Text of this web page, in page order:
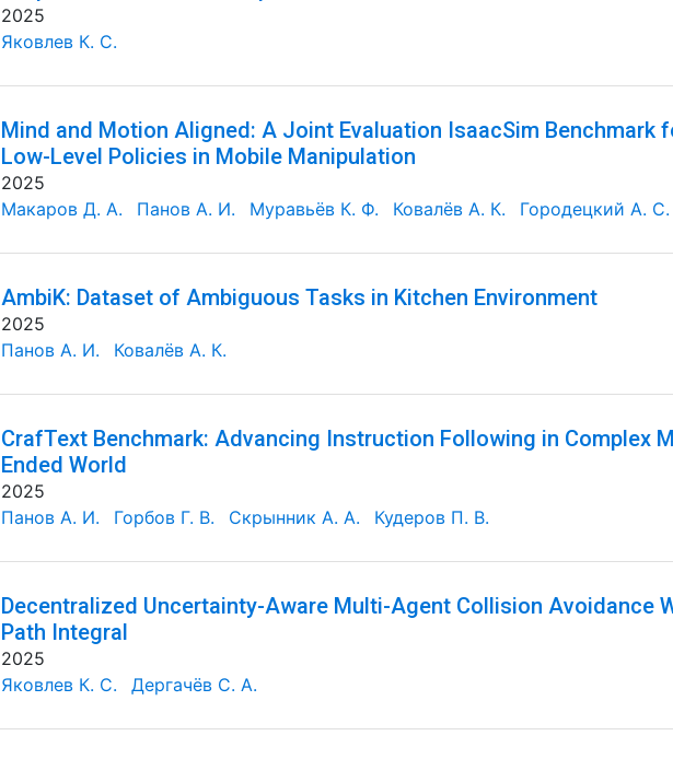
2025
Яковлев К. С.
Mind and Motion Aligned: A Joint Evaluation IsaacSim Benchmark
Low-Level Policies in Mobile Manipulation
2025
Макаров Д. А.
Панов А. И. Муравьёв К. Ф. Ковалёв А. К. Городецкий А. С.
AmbiK: Dataset of Ambiguous Tasks in Kitchen Environment
2025
Панов А. И.
Ковалёв А. К.
CrafText Benchmark: Advancing Instruction Following in Complex
Ended World
2025
Панов А. И.
Горбов Г. В. Скрынник А. А. Кудеров П. В.
Decentralized Uncertainty-Aware Multi-Agent Collision Avoidance
Path Integral
2025
Яковлев К. С.
Дергачёв С. А.